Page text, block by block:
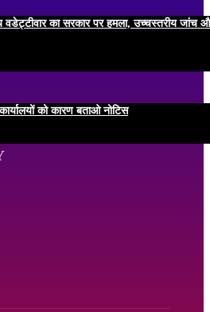
वडेट्टीवार का सरकार पर हमला, उच्चस्तरीय जांच
को कारण बताओ नोटिस